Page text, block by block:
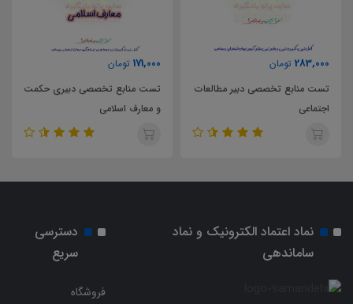
171,000 تومان
تست منابع تخصصی دبیری حکمت
و معارف اسلامی
63,000 تومان
تست کتاب راهنمای معلم فلسفه 1
پایه یازدهم
نماد اعتماد الکترونیک و نماد
ساماندهی
دسترسی
سریع
فروشگاه